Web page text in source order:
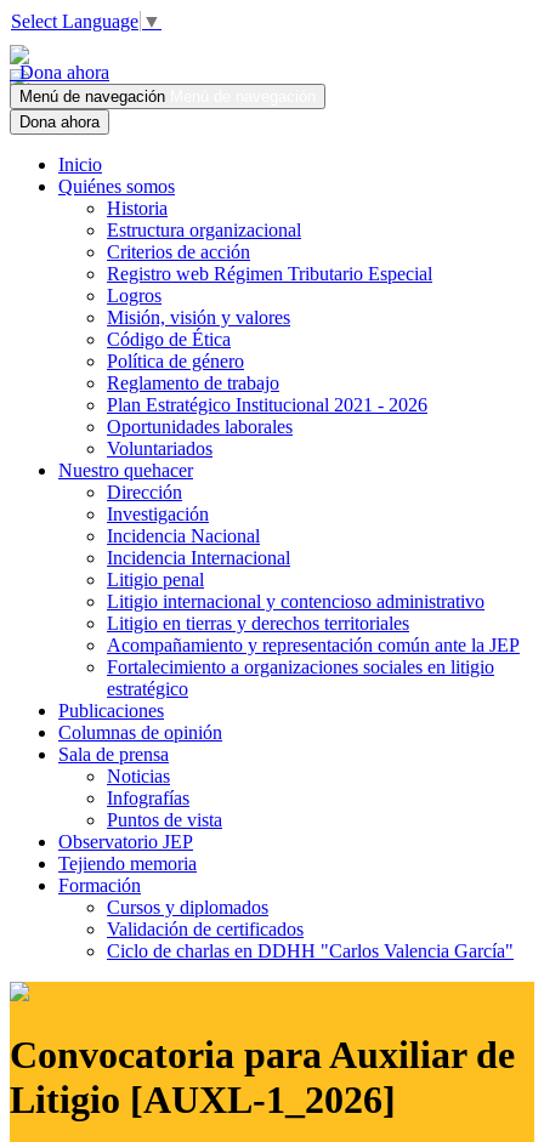
Select Language ▼
Dona ahora
Menú de navegación
Dona ahora
Inicio
Quiénes somos
Historia
Estructura organizacional
Criterios de acción
Registro web Régimen Tributario Especial
Logros
Misión, visión y valores
Código de Ética
Política de género
Reglamento de trabajo
Plan Estratégico Institucional 2021 - 2026
Oportunidades laborales
Voluntariados
Nuestro quehacer
Dirección
Investigación
Incidencia Nacional
Incidencia Internacional
Litigio penal
Litigio internacional y contencioso administrativo
Litigio en tierras y derechos territoriales
Acompañamiento y representación común ante la JEP
Fortalecimiento a organizaciones sociales en litigio
estratégico
Publicaciones
Columnas de opinión
Sala de prensa
Noticias
Infografías
Puntos de vista
Observatorio JEP
Tejiendo memoria
Formación
Cursos y diplomados
Validación de certificados
Ciclo de charlas en DDHH "Carlos Valencia García"
Convocatoria para Auxiliar de
Litigio [AUXL-1_2026]